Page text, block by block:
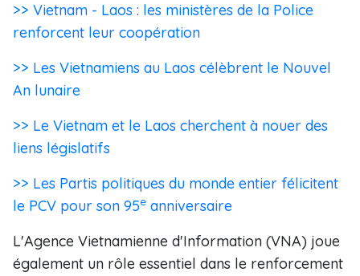
>> Vietnam - Laos : les ministères de la Police
renforcent leur coopération
>> Les Vietnamiens au Laos célèbrent le Nouvel
An lunaire
>> Le Vietnam et le Laos cherchent à nouer des
liens législatifs
>> Les Partis politiques du monde entier félicitent
le PCV pour son 95e anniversaire
L'Agence Vietnamienne d'Information (VNA) joue
également un rôle essentiel dans le renforcement